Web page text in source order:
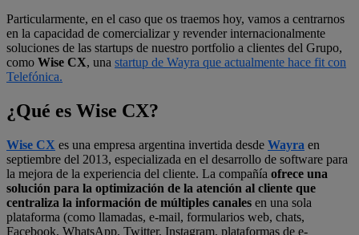
Particularmente, en el caso que os traemos hoy, vamos a centrarnos
en la capacidad de comercializar y revender internacionalmente
soluciones de las startups de nuestro portfolio a clientes del Grupo,
como Wise CX, una startup de Wayra que actualmente hace fit con
Telefónica.
¿Qué es Wise CX?
Wise CX es una empresa argentina invertida desde Wayra en
septiembre del 2013, especializada en el desarrollo de software para
la mejora de la experiencia del cliente. La compañía ofrece una
solución para la optimización de la atención al cliente que
centraliza la información de múltiples canales en una sola
plataforma (como llamadas, e-mail, formularios web, chats,
Facebook, WhatsApp, Twitter, Instagram, plataformas de e-